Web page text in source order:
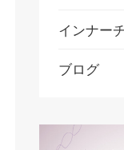
インナー
ブログ